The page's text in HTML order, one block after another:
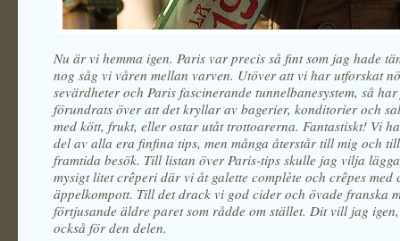
Nu är vi hemma igen. Paris var precis så fint som jag hade
nog såg vi våren mellan varven. Utöver att vi har utforskat
sevärdheter och Paris fascinerande tunnelbanesystem, så
förundrats över att det kryllar av bagerier, konditorier och
med kött, frukt, eller ostar utåt trottoarerna. Fantastiskt! Vi
del av alla era finfina tips, men många återstår till mig och
framtida besök. Till listan över Paris-tips skulle jag vilja
mysigt litet crêperi där vi åt galette complète och crêpes med
äppelkompott. Till det drack vi god cider och övade franska
förtjusande äldre paret som rådde om stället. Dit vill jag
också för den delen.